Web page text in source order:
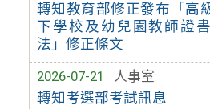
轉知教育部修正發布「高
下學校及幼兒園教師證
法」修正條文
2026-07-21
人事室
轉知考選部考試訊息